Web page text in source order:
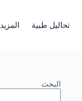
تحاليل طبية المزيد
البحث